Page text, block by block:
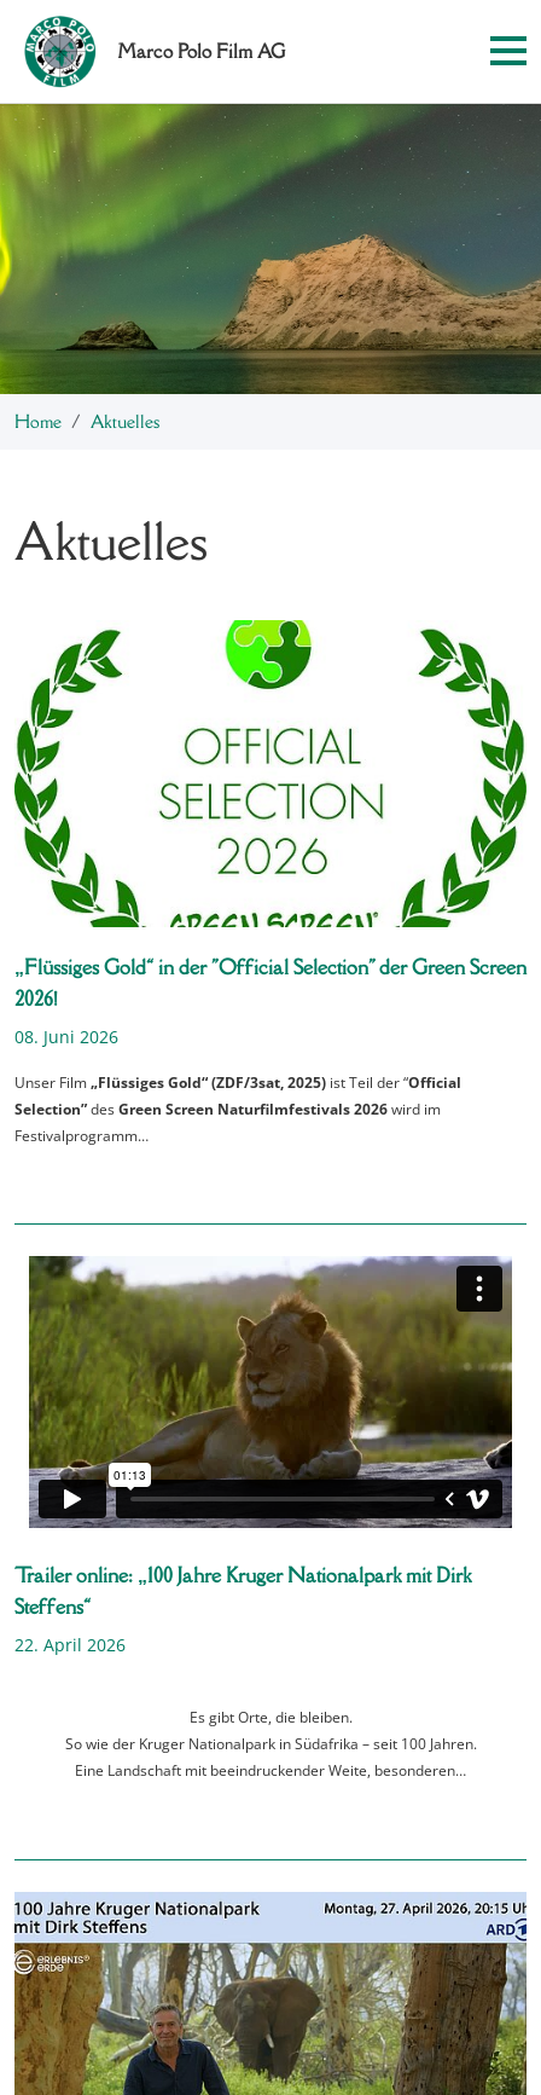
Marco Polo Film AG
Home Aktuelles
Aktuelles
„Flüssiges Gold“ in der "Official Selection" der Green Screen
2026!
08. Juni 2026
Unser Film„Flüssiges Gold“ (ZDF/3sat, 2025) ist Teil der “Official
Selection”desGreen Screen Naturfilmfestivals 2026wird im
Festivalprogramm…
Trailer online: „100 Jahre Kruger Nationalpark mit Dirk
Steffens“
22. April 2026
Es gibt Orte, die bleiben.
So wie der Kruger Nationalpark in Südafrika – seit 100 Jahren.
Eine Landschaft mit beeindruckender Weite, besonderen…